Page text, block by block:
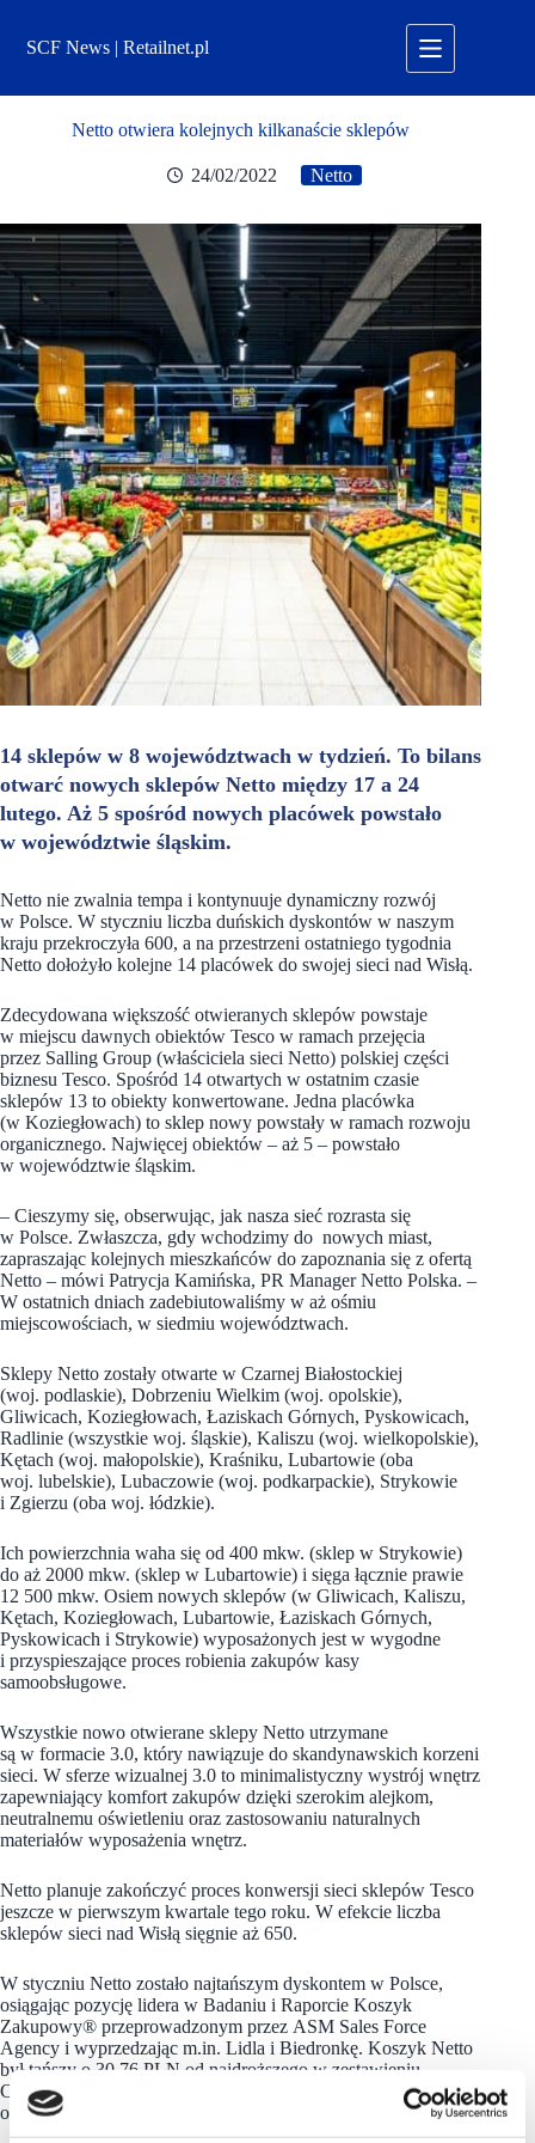
treściSCF News | Retailnet.pl
Netto otwiera kolejnych kilkanaście sklepów
24/02/2022 Netto
14 sklepów w 8 województwach w tydzień. To bilans
otwarć nowych sklepów Netto między 17 a 24
lutego. Aż 5 spośród nowych placówek powstało
w województwie śląskim.
Netto nie zwalnia tempa i kontynuuje dynamiczny rozwój
w Polsce. W styczniu liczba duńskich dyskontów w naszym
kraju przekroczyła 600, a na przestrzeni ostatniego tygodnia
Netto dołożyło kolejne 14 placówek do swojej sieci nad Wisłą.
Zdecydowana większość otwieranych sklepów powstaje
w miejscu dawnych obiektów Tesco w ramach przejęcia
przez Salling Group (właściciela sieci Netto) polskiej części
biznesu Tesco. Spośród 14 otwartych w ostatnim czasie
sklepów 13 to obiekty konwertowane. Jedna placówka
(w Koziegłowach) to sklep nowy powstały w ramach rozwoju
organicznego. Najwięcej obiektów – aż 5 – powstało
w województwie śląskim.
– Cieszymy się, obserwując, jak nasza sieć rozrasta się
w Polsce. Zwłaszcza, gdy wchodzimy do nowych miast,
zapraszając kolejnych mieszkańców do zapoznania się z ofertą
Netto – mówi Patrycja Kamińska, PR Manager Netto Polska. –
W ostatnich dniach zadebiutowaliśmy w aż ośmiu
miejscowościach, w siedmiu województwach.
Sklepy Netto zostały otwarte w Czarnej Białostockiej
(woj. podlaskie), Dobrzeniu Wielkim (woj. opolskie),
Gliwicach, Koziegłowach, Łaziskach Górnych, Pyskowicach,
Radlinie (wszystkie woj. śląskie), Kaliszu (woj. wielkopolskie),
Kętach (woj. małopolskie), Kraśniku, Lubartowie (oba
woj. lubelskie), Lubaczowie (woj. podkarpackie), Strykowie
i Zgierzu (oba woj. łódzkie).
Ich powierzchnia waha się od 400 mkw. (sklep w Strykowie)
do aż 2000 mkw. (sklep w Lubartowie) i sięga łącznie prawie
12 500 mkw. Osiem nowych sklepów (w Gliwicach, Kaliszu,
Kętach, Koziegłowach, Lubartowie, Łaziskach Górnych,
Pyskowicach i Strykowie) wyposażonych jest w wygodne
i przyspieszające proces robienia zakupów kasy
samoobsługowe.
Wszystkie nowo otwierane sklepy Netto utrzymane
są w formacie 3.0, który nawiązuje do skandynawskich korzeni
sieci. W sferze wizualnej 3.0 to minimalistyczny wystrój wnętrz
zapewniający komfort zakupów dzięki szerokim alejkom,
neutralnemu oświetleniu oraz zastosowaniu naturalnych
materiałów wyposażenia wnętrz.
Netto planuje zakończyć proces konwersji sieci sklepów Tesco
jeszcze w pierwszym kwartale tego roku. W efekcie liczba
sklepów sieci nad Wisłą sięgnie aż 650.
W styczniu Netto zostało najtańszym dyskontem w Polsce,
osiągając pozycję lidera w Badaniu i Raporcie Koszyk
Zakupowy® przeprowadzonym przez ASM Sales Force
Agency i wyprzedzając m.in. Lidla i Biedronkę. Koszyk Netto
był tańszy o 30,76 PLN od najdroższego w zestawieniu.
Co więcej koszyk zakupów w duńskiej sieci był tańszy
od uśrednionego koszyka zakupowego o 3,97 PLN.